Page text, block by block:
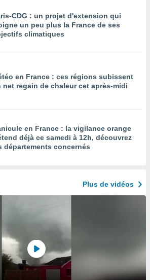
CDG : un projet d'extension qui
un peu plus la France de ses
climatiques
en France : ces régions subissent
net regain de chaleur cet après-midi
en France : la vigilance orange
déjà ce samedi à 12h, découvrez
départements concernés
Plus de vidéos